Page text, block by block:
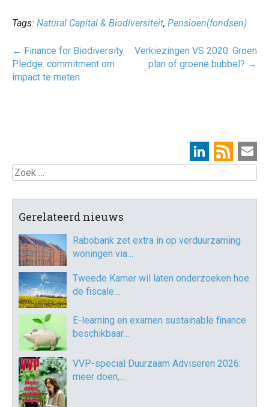
Tags: Natural Capital & Biodiversiteit, Pensioen(fondsen)
Post
navigatie
← Finance for Biodiversity
Pledge: commitment om
impact te meten
Verkiezingen VS 2020: Groen
plan of groene bubbel? →
Zoek
Gerelateerd nieuws
Rabobank zet extra in op verduurzaming
woningen via…
Tweede Kamer wil laten onderzoeken hoe
de fiscale…
E-learning en examen sustainable finance
beschikbaar…
VVP-special Duurzaam Adviseren 2026:
meer doen,…